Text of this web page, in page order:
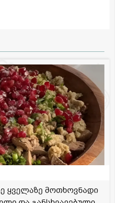
ყველაზე მოთხოვნადი